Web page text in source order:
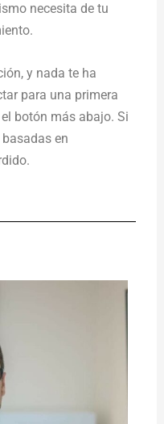
necesita de tu
y nada te ha
para una primera
botón más abajo. Si
en